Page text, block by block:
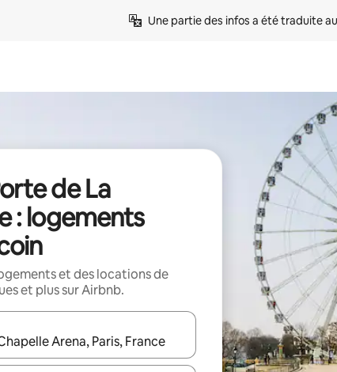
Une partie des infos a été traduite
de La
: logements
et des locations de
et plus sur Airbnb.
sont affichés, parcourez-les en utilisant les flèches vers le